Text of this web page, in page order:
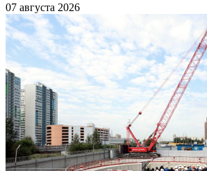
07 августа 2026